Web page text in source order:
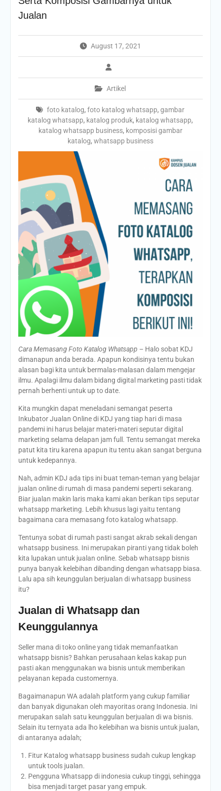
Jualan
August 17, 2021
Artikel
foto katalog,foto katalog whatsapp,gambar
katalog whatsapp, katalog produk, katalog whatsapp,
katalog whatsapp business, komposisi gambar
katalog, whatsapp business
Cara Memasang Foto Katalog Whatsapp – Halo sobat KDJ
dimanapun anda berada. Apapun kondisinya tentu bukan
alasan bagi kita untuk bermalas-malasan dalam mengejar
ilmu. Apalagi ilmu dalam bidang digital marketing pasti tidak
pernah berhenti untuk up to date.
Kita mungkin dapat meneladani semangat peserta
Inkubator Jualan Online di KDJ yang tiap hari di masa
pandemi ini harus belajar materi-materi seputar digital
marketing selama delapan jam full. Tentu semangat mereka
patut kita tiru karena apapun itu tentu akan sangat berguna
untuk kedepannya.
Nah, admin KDJ ada tips ini buat teman-teman yang belajar
jualan online di rumah di masa pandemi seperti sekarang.
Biar jualan makin laris maka kami akan berikan tips seputar
whatsapp marketing. Lebih khusus lagi yaitu tentang
bagaimana cara memasang foto katalog whatsapp.
Tentunya sobat di rumah pasti sangat akrab sekali dengan
whatsapp business. Ini merupakan piranti yang tidak boleh
kita lupakan untuk jualan online. Sebab whatsapp bisnis
punya banyak kelebihan dibanding dengan whatsapp biasa.
Lalu apa sih keunggulan berjualan di whatsapp business
itu?
Jualan di Whatsapp dan
Keunggulannya
Seller mana di toko online yang tidak memanfaatkan
whatsapp bisnis? Bahkan perusahaan kelas kakap pun
pasti akan menggunakan wa bisnis untuk memberikan
pelayanan kepada customernya.
Bagaimanapun WA adalah platform yang cukup familiar
dan banyak digunakan oleh mayoritas orang Indonesia. Ini
merupakan salah satu keunggulan berjualan di wa bisnis.
Selain itu ternyata ada lho kelebihan wa bisnis untuk jualan,
di antaranya adalah;
Fitur Katalog whatsapp business sudah cukup lengkap
untuk tools jualan.
Pengguna Whatsapp di indonesia cukup tinggi, sehingga
bisa menjadi target pasar yang empuk.